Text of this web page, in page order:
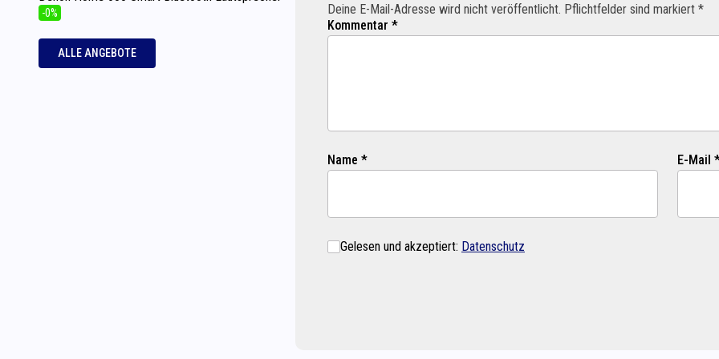
Deine E-Mail-Adresse wird nicht veröffentlicht. Pflichtfelder sind markiert *
Kommentar *
Name * E-Mail
Gelesen und akzeptiert: Datenschutz
-0%
ALLE ANGEBOTE